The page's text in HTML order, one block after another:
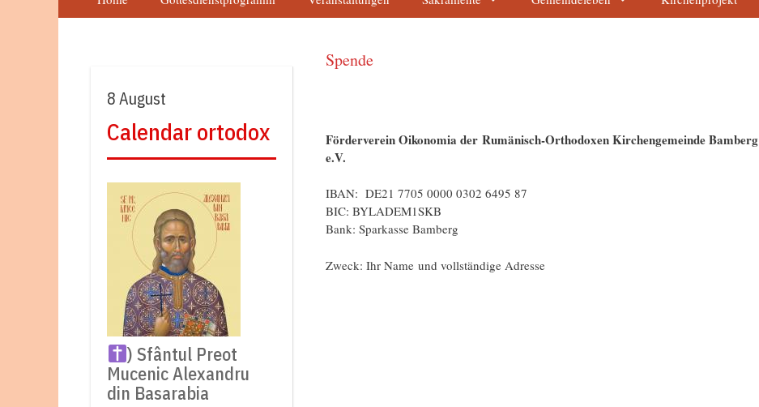
Spende
Förderverein Oikonomia der Rumänisch-Orthodoxen Kirchengemeinde Bamberg
e.V.
IBAN: DE21 7705 0000 0302 6495 87
BIC: BYLADEM1SKB
Bank: Sparkasse Bamberg
Zweck: Ihr Name und vollständige Adresse
8 August
Calendar ortodox
) Sfântul Preot
Mucenic Alexandru
din Basarabia